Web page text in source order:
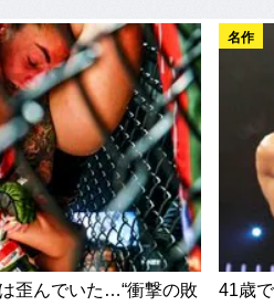
歪んでいた…“衝撃の敗
名作
41歳